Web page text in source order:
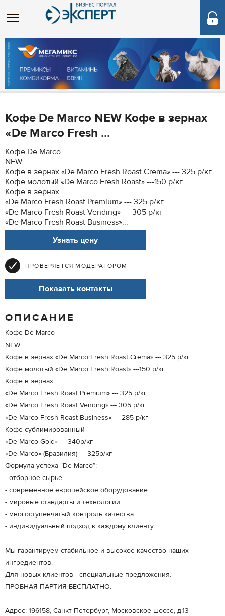
Кофе De Marco NEW Кофе в зернах
«De Marco Fresh ...
Кофе De Marco
NEW
Кофе в зернах «De Marco Fresh Roast Crema» --- 325 р/кг
Кофе молотый «De Marco Fresh Roast» ---150 р/кг
Кофе в зернах
«De Marco Fresh Roast Premium» --- 325 р/кг
«De Marco Fresh Roast Vending» --- 305 р/кг
«De Marco Fresh Roast Business»...
Узнать цену
ПРОВЕРЯЕТСЯ МОДЕРАТОРОМ
Показать контакты
ОПИСАНИЕ
Кофе De Marco
NEW
Кофе в зернах «De Marco Fresh Roast Crema» --- 325 р/кг
Кофе молотый «De Marco Fresh Roast» ---150 р/кг
Кофе в зернах
«De Marco Fresh Roast Premium» --- 325 р/кг
«De Marco Fresh Roast Vending» --- 305 р/кг
«De Marco Fresh Roast Business» --- 285 р/кг
Кофе сублимированный
«De Marco Gold» --- 340р/кг
«De Marco» (Бразилия) --- 325р/кг
Формула успеха “De Marco”:
- отборное сырье
- современное европейское оборудование
- мировые стандарты и технологии
- многоступенчатый контроль качества
- индивидуальный подход к каждому клиенту
Мы гарантируем стабильное и высокое качество наших
ингредиентов.
Для новых клиентов - специальные предложения.
ПРОБНАЯ ПАРТИЯ БЕСПЛАТНО.
Адрес: 196158, Санкт-Петербург, Московское шоссе, д.13